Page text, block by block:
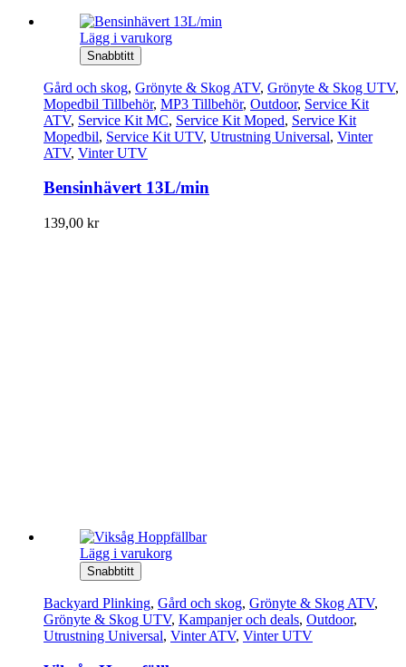
Lägg i varukorg
Snabbtitt
Gård och skog, Grönyte & Skog ATV, Grönyte & Skog UTV,
Mopedbil Tillbehör, MP3 Tillbehör, Outdoor, Service Kit
ATV, Service Kit MC, Service Kit Moped, Service Kit
Mopedbil, Service Kit UTV, Utrustning Universal, Vinter
ATV, Vinter UTV
Bensinhävert 13L/min
139,00 kr
Lägg i varukorg
Snabbtitt
Backyard Plinking, Gård och skog, Grönyte & Skog ATV,
Grönyte & Skog UTV, Kampanjer och deals, Outdoor,
Utrustning Universal, Vinter ATV, Vinter UTV